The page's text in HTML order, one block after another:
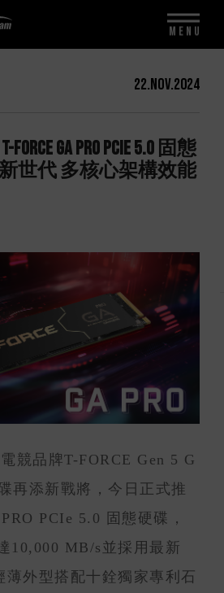
22.Nov.2024
GA PRO PCIe 5.0 固態
新世代 多核心架構效能
競品牌T-FORCE Gen 5 G
再添新戰將，今日正式推
PCIe 5.0 固態硬碟，
10,000 MB/s並採用最新
薄外型搭配十銓獨家專利石
MENU